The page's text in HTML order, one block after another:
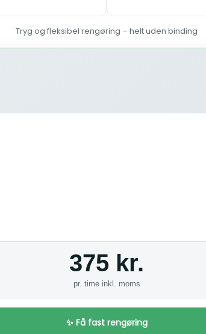
Tryg og fleksibel rengøring – helt uden binding
375 kr.
pr. time inkl. moms
✨ Få fast rengøring